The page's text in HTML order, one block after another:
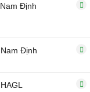
Nam Định
Nam Định
HAGL